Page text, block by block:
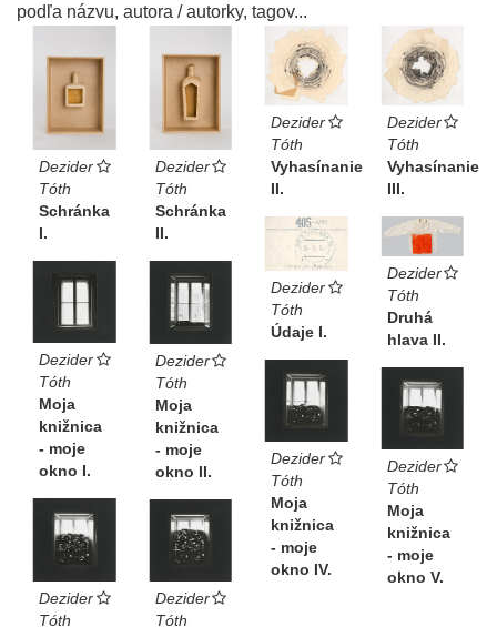
podľa názvu, autora / autorky, tagov...
Dezider
Tóth
Schránka
I.
Dezider
Tóth
Schránka
II.
Dezider
Tóth
Vyhasínanie
II.
Dezider
Tóth
Vyhasínanie
III.
Dezider
Tóth
Údaje I.
Dezider
Tóth
Druhá
hlava II.
Dezider
Tóth
Moja
knižnica
- moje
okno I.
Dezider
Tóth
Moja
knižnica
- moje
okno II.
Dezider
Tóth
Moja
knižnica
- moje
okno IV.
Dezider
Tóth
Moja
knižnica
- moje
okno V.
Dezider
Tóth
Dezider
Tóth